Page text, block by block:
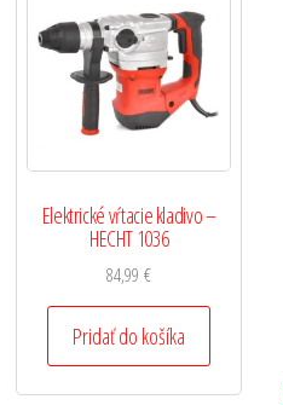
Elektrické vŕtacie kladivo –
HECHT 1036
84,99€
Pridať do košíka